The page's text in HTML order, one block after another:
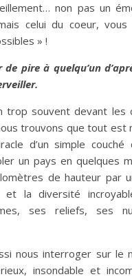
non pas un
celui du coeur, vous
» !
pire à quelqu’un
trop souvent devant les
trouvons que tout est
d’un simple couché
un pays en quelques
de hauteur par
et la diversité
ses reliefs, ses
nous interroger sur le
insondable et